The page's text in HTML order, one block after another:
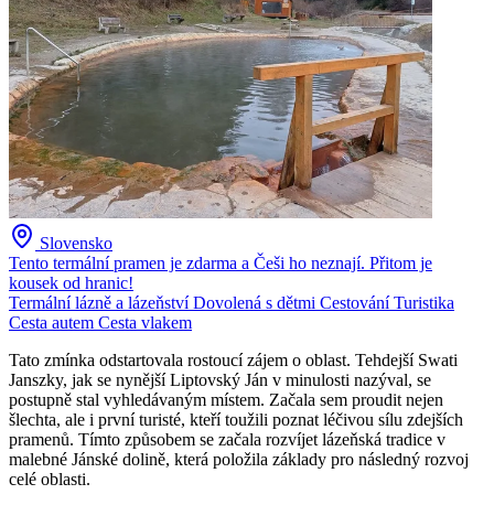
Slovensko
Tento termální pramen je zdarma a Češi ho neznají. Přitom je
kousek od hranic!
Termální lázně a lázeňství Dovolená s dětmi CestováníTuristika
Cesta autem Cesta vlakem
Tato zmínka odstartovala rostoucí zájem o oblast. Tehdejší Swati
Janszky, jak se nynější Liptovský Ján v minulosti nazýval, se
postupně stal vyhledávaným místem. Začala sem proudit nejen
šlechta, ale i první turisté, kteří toužili poznat léčivou sílu zdejších
pramenů. Tímto způsobem se začala rozvíjet lázeňská tradice v
malebné Jánské dolině, která položila základy pro následný rozvoj
celé oblasti.